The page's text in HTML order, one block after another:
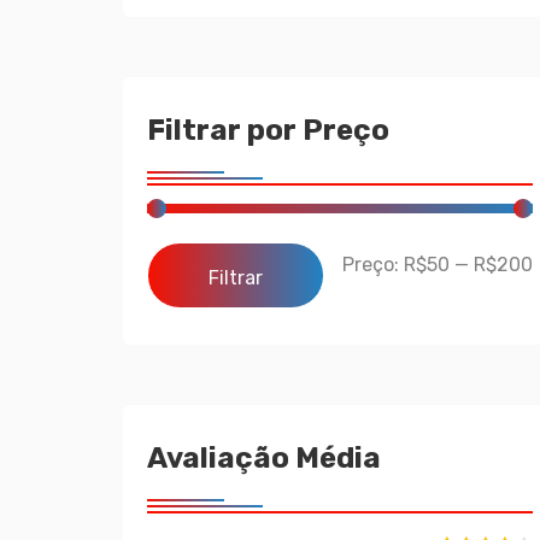
Filtrar por Preço
Filtrar
Preço: R$50 — R$200
Avaliação Média